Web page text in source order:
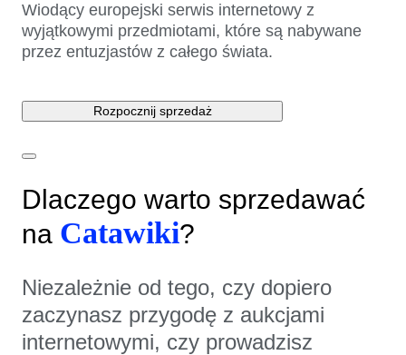
Wiodący europejski serwis internetowy z
wyjątkowymi przedmiotami, które są nabywane
przez entuzjastów z całego świata.
Rozpocznij sprzedaż
Dlaczego warto sprzedawać
na Catawiki?
Niezależnie od tego, czy dopiero
zaczynasz przygodę z aukcjami
internetowymi, czy prowadzisz